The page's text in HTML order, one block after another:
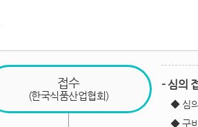
접수
(한국식품산업협회)
- 심의
◆ 심
◆ 구